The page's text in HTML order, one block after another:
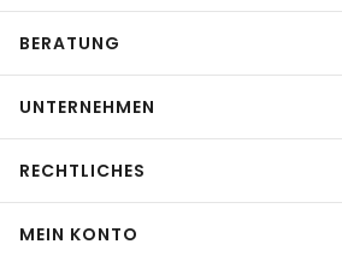
BERATUNG
UNTERNEHMEN
RECHTLICHES
MEIN KONTO